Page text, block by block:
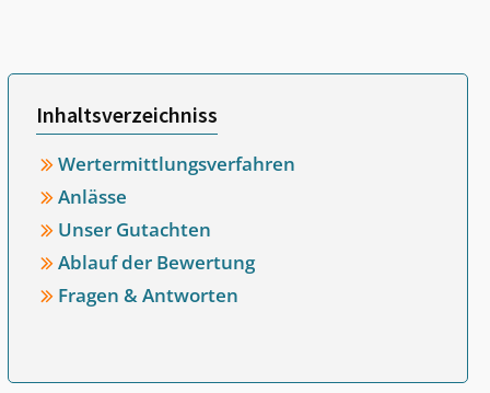
Inhaltsverzeichniss
Wertermittlungsverfahren
Anlässe
Unser Gutachten
Ablauf der Bewertung
Fragen & Antworten